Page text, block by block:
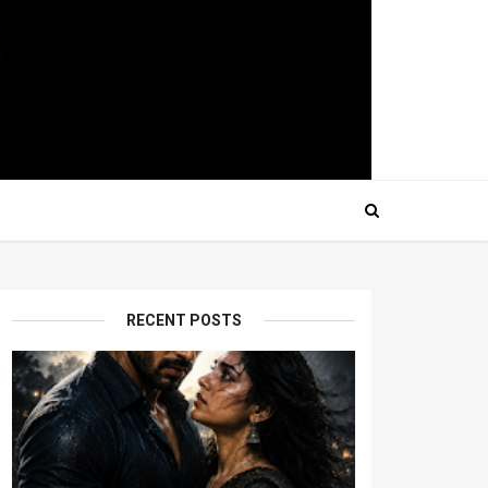
RECENT POSTS